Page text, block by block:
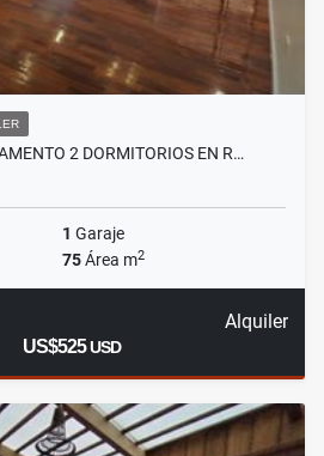
2 DORMITORIOS EN R…
1 Garaje
75Área m2
Alquiler
US$525USD